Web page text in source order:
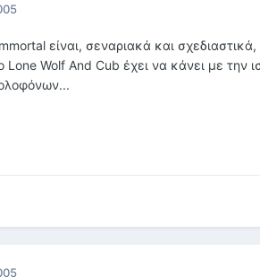
είναι, σεναριακά και
Wolf And Cub έχει να κάνει με την